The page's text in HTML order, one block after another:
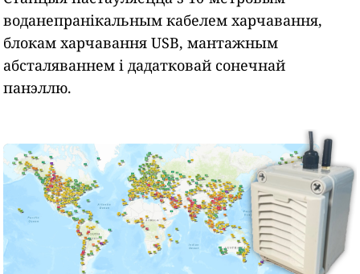
воданепранікальным кабелем харчавання,
блокам харчавання USB, мантажным
абсталяваннем і дадатковай сонечнай
панэллю.